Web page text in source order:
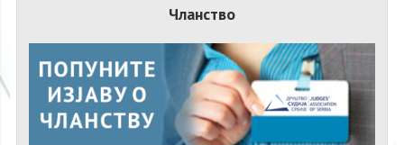
Чланство